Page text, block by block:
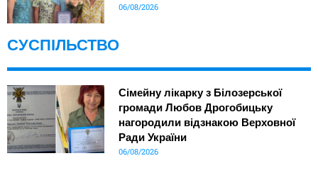
06/08/2026
СУСПІЛЬСТВО
Сімейну лікарку з Білозерської
громади Любов Дрогобицьку
нагородили відзнакою Верховної
Ради України
06/08/2026